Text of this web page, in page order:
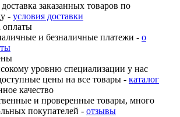
заказанных товаров по
- условия доставки
и безналичные платежи - о
уровню специализации у нас
цены на все товары - каталог
качество
и проверенные товары, много
покупателей - отзывы